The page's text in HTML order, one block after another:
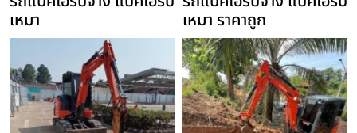
เหมา
เหมา ราคาถูก